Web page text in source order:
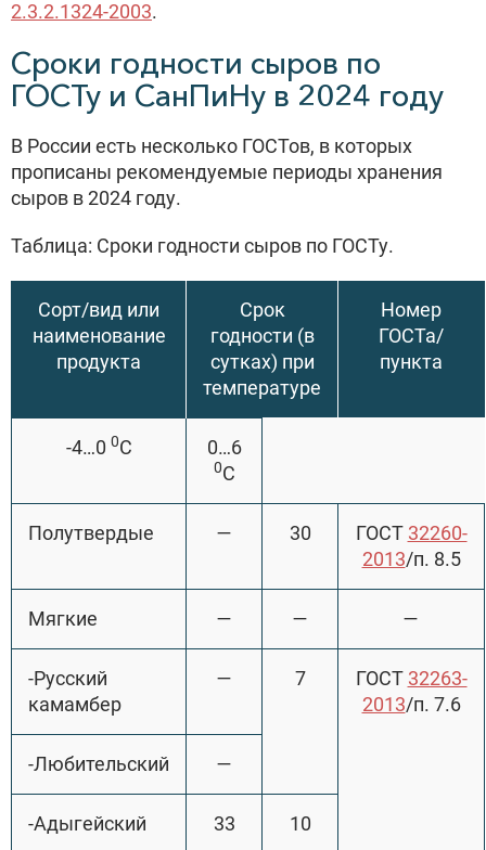
2.3.2.1324-2003.
Сроки годности сыров по
ГОСТу и СанПиНу в 2024 году
В России есть несколько ГОСТов, в которых
прописаны рекомендуемые периоды хранения
сыров в 2024 году.
Таблица: Сроки годности сыров по ГОСТу.
Сорт/вид или
наименование
продукта
Срок
годности (в
сутках) при
температуре
Номер
ГОСТа/
пункта
-4…0 0С 0…6
0С
Полутвердые — 30 ГОСТ 32260-
2013/п. 8.5
Мягкие — — —
-Русский
камамбер
— 7 ГОСТ 32263-
2013/п. 7.6
-Любительский —
-Адыгейский 33 10